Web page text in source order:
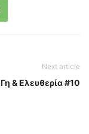
Next article
Γη & Ελευθερία #10